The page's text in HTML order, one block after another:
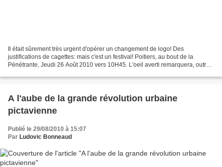
Il était sûrement très urgent d'opérer un changement de logo! Des
justifications de cagettes: mais c'est un festival! Poitiers, au bout de la
Pénétrante, Jeudi 26 Août 2010 vers 10H45. L'oeil averti remarquera, outre
A l'aube de la grande révolution urbaine
pictavienne
Publié le 29/08/2010 à 15:07
Par Ludovic Bonneaud